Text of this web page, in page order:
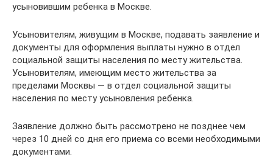
усыновившим ребенка в Москве.
Усыновителям, живущим в Москве, подавать заявление и
документы для оформления выплаты нужно в отдел
социальной защиты населения по месту жительства.
Усыновителям, имеющим место жительства за
пределами Москвы — в отдел социальной защиты
населения по месту усыновления ребенка.
Заявление должно быть рассмотрено не позднее чем
через 10 дней со дня его приема со всеми необходимыми
документами.